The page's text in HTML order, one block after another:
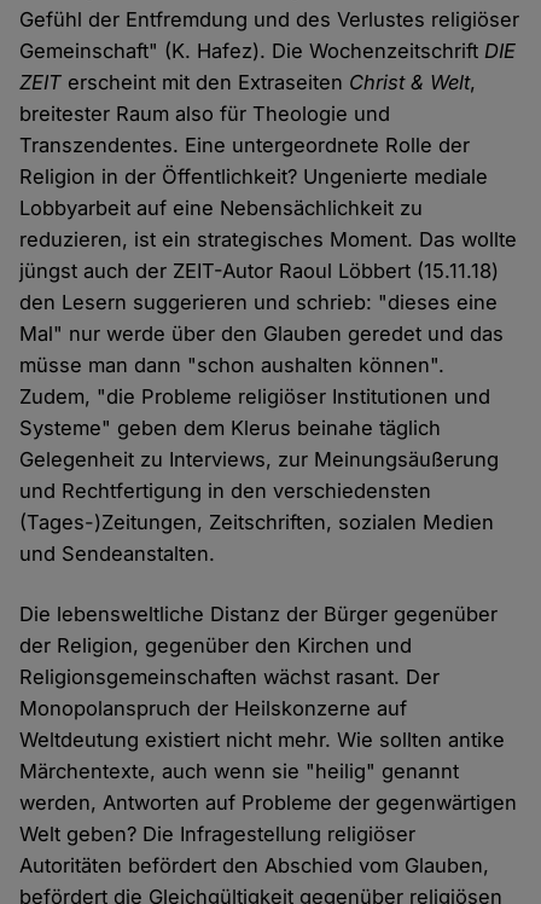
Gefühl der Entfremdung und des Verlustes religiöser
Gemeinschaft" (K. Hafez). Die WochenzeitschriftDIE
ZEIT erscheint mit den Extraseiten Christ & Welt,
breitester Raum also für Theologie und
Transzendentes. Eine untergeordnete Rolle der
Religion in der Öffentlichkeit? Ungenierte mediale
Lobbyarbeit auf eine Nebensächlichkeit zu
reduzieren, ist ein strategisches Moment. Das wollte
jüngst auch der ZEIT-Autor Raoul Löbbert (15.11.18)
den Lesern suggerieren und schrieb: "dieses eine
Mal" nur werde über den Glauben geredet und das
müsse man dann "schon aushalten können".
Zudem, "die Probleme religiöser Institutionen und
Systeme" geben dem Klerus beinahe täglich
Gelegenheit zu Interviews, zur Meinungsäußerung
und Rechtfertigung in den verschiedensten
(Tages-)Zeitungen, Zeitschriften, sozialen Medien
und Sendeanstalten.
Die lebensweltliche Distanz der Bürger gegenüber
der Religion, gegenüber den Kirchen und
Religionsgemeinschaften wächst rasant. Der
Monopolanspruch der Heilskonzerne auf
Weltdeutung existiert nicht mehr. Wie sollten antike
Märchentexte, auch wenn sie "heilig" genannt
werden, Antworten auf Probleme der gegenwärtigen
Welt geben? Die Infragestellung religiöser
Autoritäten befördert den Abschied vom Glauben,
befördert die Gleichgültigkeit gegenüber religiösen